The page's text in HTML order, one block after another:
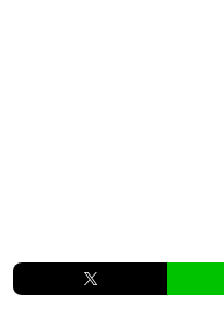
発売日：2020年12月25日(金)